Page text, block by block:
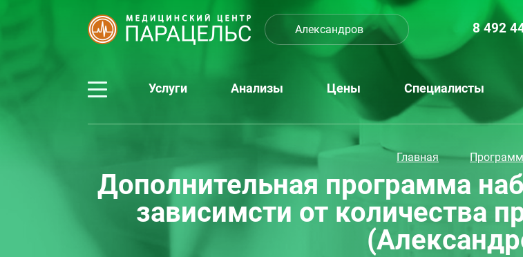
Александров 8 492
Услуги Анализы Цены Специалисты
Главная
Дополнительная программа
зависимсти от количества